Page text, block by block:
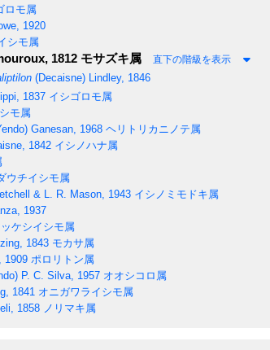
ロモ属
1920
シモ属
1812 モサズキ属 直下の階級を表示
(Decaisne) Lindley, 1846
1837 イシゴロモ属
モ属
Ganesan, 1968 ヘリトリカニノテ属
1842 イシノハナ属
ウチイシモ属
& L. R. Mason, 1943 イシノミモドキ属
1937
ケシイシモ属
1843 モカサ属
1909 ポロリトン属
P. C. Silva, 1957 オオシコロ属
1841 オニガワライシモ属
1858 ノリマキ属